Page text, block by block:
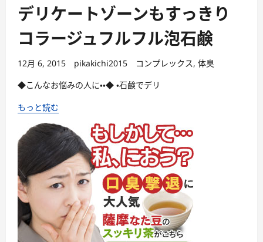
デリケートゾーンもすっきり
コラージュフルフル泡石鹸
12月 6, 2015 pikakichi2015 コンプレックス, 体臭
◆こんなお悩みの人に・・◆ ・石鹸でデリ
もっと読む